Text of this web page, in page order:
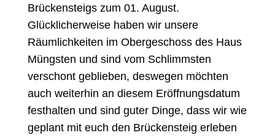
Brückensteigs zum 01. August.
Glücklicherweise haben wir unsere
Räumlichkeiten im Obergeschoss des Haus
Müngsten und sind vom Schlimmsten
verschont geblieben, deswegen möchten
auch weiterhin an diesem Eröffnungsdatum
festhalten und sind guter Dinge, dass wir wie
geplant mit euch den Brückensteig erleben